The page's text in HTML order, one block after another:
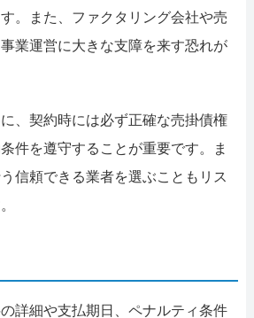
。また、ファクタリング会社や売
業運営に大きな支障を来す恐れが
、契約時には必ず正確な売掛債権
件を遵守することが重要です。ま
信頼できる業者を選ぶこともリス
詳細や支払期日、ペナルティ条件